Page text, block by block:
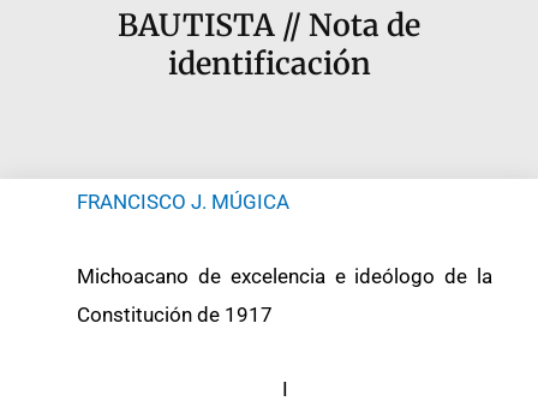
BAUTISTA // Nota de
identificación
FRANCISCO J. MÚGICA
Michoacano de excelencia e ideólogo de la
Constitución de 1917
I